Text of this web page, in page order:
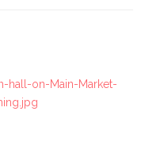
hall-on-Main-Market-